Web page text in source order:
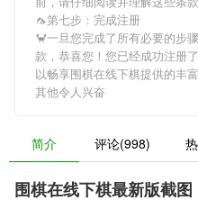
🦟第七步：完成注册
🦀一旦您完成了所有必要的步
款，恭喜您！您已经成功注册
以畅享围棋在线下棋提供的丰
其他令人兴奋
简介 评论(998)
围棋在线下棋最新版截图